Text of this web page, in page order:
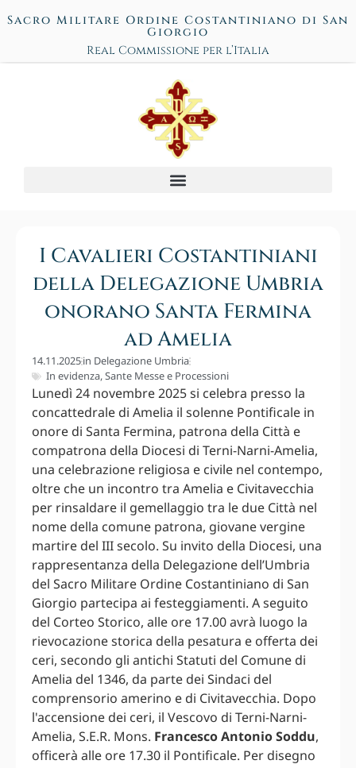
Sacro Militare Ordine Costantiniano di San
Giorgio
Real Commissione per l’Italia
I Cavalieri Costantiniani
della Delegazione Umbria
onorano Santa Fermina
ad Amelia
14.11.2025in Delegazione Umbria
In evidenza,Sante Messe e Processioni
Lunedì 24 novembre 2025 si celebra presso la
concattedrale di Amelia il solenne Pontificale in
onore di Santa Fermina, patrona della Città e
compatrona della Diocesi di Terni-Narni-Amelia,
una celebrazione religiosa e civile nel contempo,
oltre che un incontro tra Amelia e Civitavecchia
per rinsaldare il gemellaggio tra le due Città nel
nome della comune patrona, giovane vergine
martire del III secolo. Su invito della Diocesi, una
rappresentanza della Delegazione dell’Umbria
del Sacro Militare Ordine Costantiniano di San
Giorgio partecipa ai festeggiamenti. A seguito
del Corteo Storico, alle ore 17.00 avrà luogo la
rievocazione storica della pesatura e offerta dei
ceri, secondo gli antichi Statuti del Comune di
Amelia del 1346, da parte dei Sindaci del
comprensorio amerino e di Civitavecchia. Dopo
l'accensione dei ceri, il Vescovo di Terni-Narni-
Amelia, S.E.R. Mons. Francesco Antonio Soddu,
officerà alle ore 17.30 il Pontificale. Per disegno